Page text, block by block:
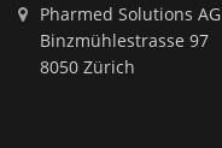
Pharmed Solutions AG
Binzmühlestrasse 97
8050 Zürich